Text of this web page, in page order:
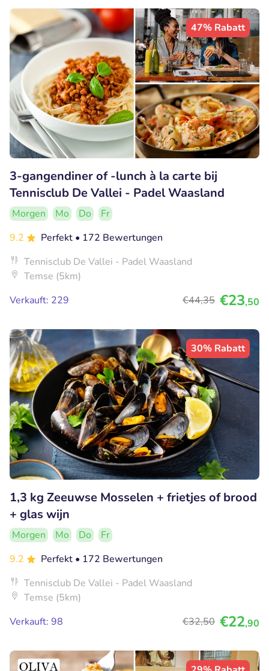
47% Rabatt
3-gangendiner of -lunch à la carte bij
Tennisclub De Vallei - Padel Waasland
Morgen Mo Do
Fr
9.2
Perfekt • 172 Bewertungen
Tennisclub De Vallei - Padel Waasland
Temse (5km)
Verkauft: 229
€44,35 €23,50
30% Rabatt
1,3 kg Zeeuwse Mosselen + frietjes of brood
+ glas wijn
Morgen Mo Do
Fr
9.2
Perfekt • 172 Bewertungen
Tennisclub De Vallei - Padel Waasland
Temse (5km)
Verkauft: 98
€32,50 €22,90